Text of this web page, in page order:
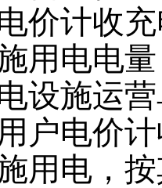
价计收
用电电
设施运
户电价
用电，